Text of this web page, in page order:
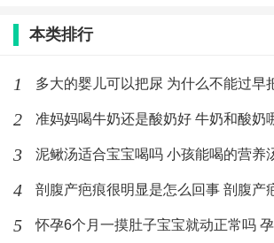
动会变少如果没入盆的话，胎动还是很
最新文章
《胎动商业：美好蕴
本类排行
1 多大的婴儿可以把尿 为什么不能过早
2 准妈妈喝牛奶还是酸奶好 牛奶和酸奶
3 泥鳅汤适合宝宝喝吗 小孩能喝的营养
4
5